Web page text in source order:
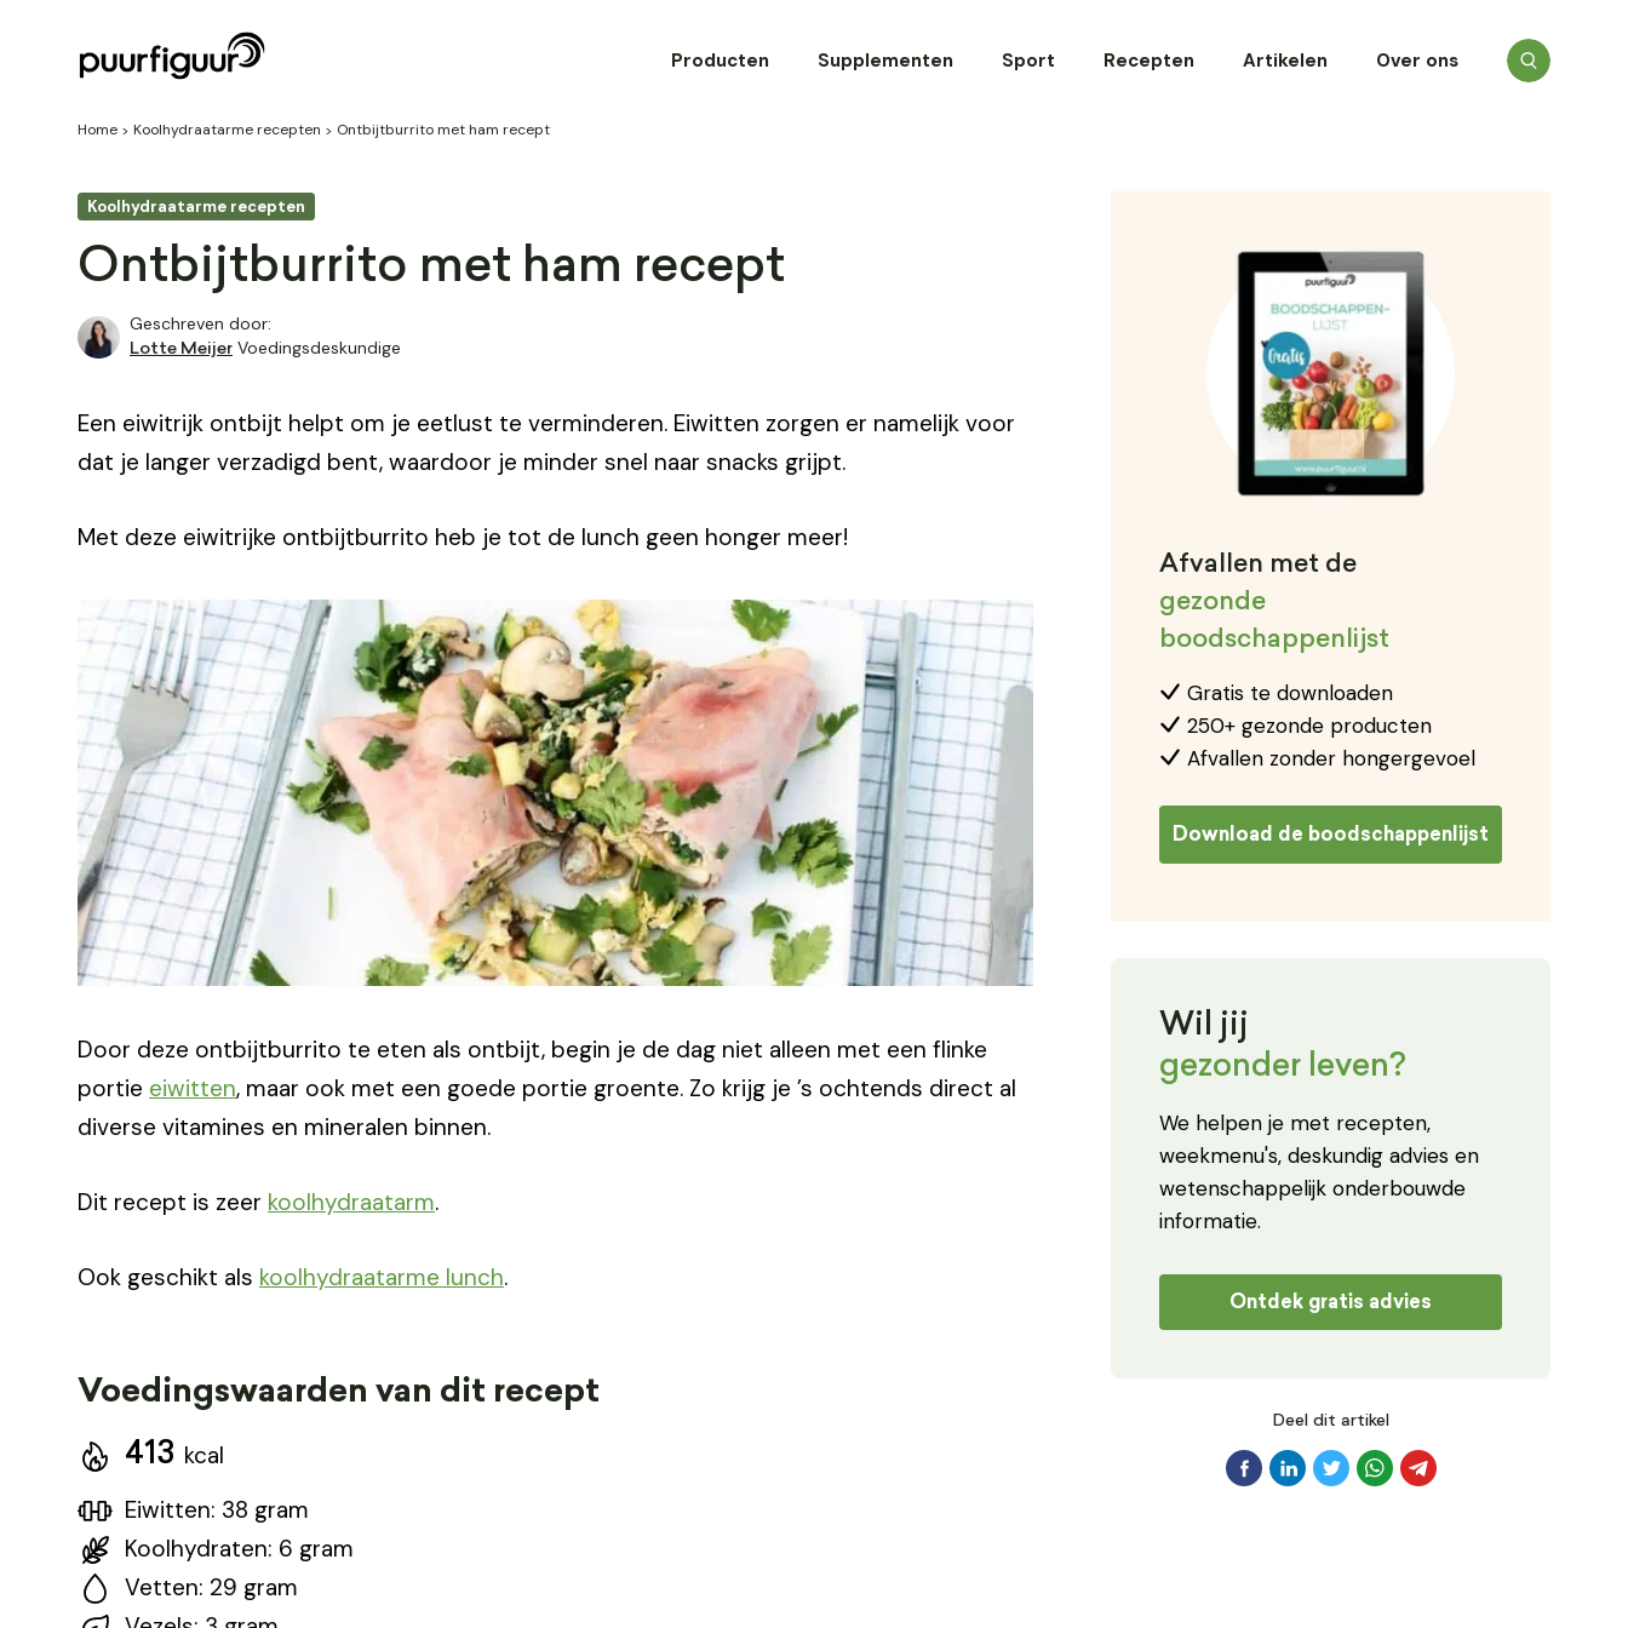
Producten Supplementen Sport Recepten Artikelen Over ons
Home Koolhydraatarme recepten Ontbijtburrito met ham recept
Koolhydraatarme recepten
Ontbijtburrito met ham recept
Geschreven door:
Lotte Meijer Voedingsdeskundige
Een eiwitrijk ontbijt helpt om je eetlust te verminderen. Eiwitten zorgen er namelijk voor
dat je langer verzadigd bent, waardoor je minder snel naar snacks grijpt.
Met deze eiwitrijke ontbijtburrito heb je tot de lunch geen honger meer!
Door deze ontbijtburrito te eten als ontbijt, begin je de dag niet alleen met een flinke
portie eiwitten, maar ook met een goede portie groente. Zo krijg je ’s ochtends direct al
diverse vitamines en mineralen binnen.
Dit recept is zeer koolhydraatarm.
Ook geschikt als koolhydraatarme lunch.
Voedingswaarden van dit recept
413 kcal
Eiwitten: 38 gram
Koolhydraten: 6 gram
Vetten: 29 gram
Afvallen met de
gezonde
boodschappenlijst
Gratis te downloaden
250+ gezonde producten
Afvallen zonder hongergevoel
Download de boodschappenlijst
Wil jij
gezonder leven?
We helpen je met recepten,
weekmenu's, deskundig advies en
wetenschappelijk onderbouwde
informatie.
Ontdek gratis advies
Deel dit artikel